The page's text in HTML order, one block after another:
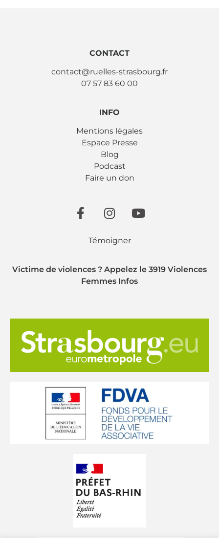
CONTACT
contact@ruelles-strasbourg.fr
07 57 83 60 00
INFO
Mentions légales
Espace Presse
Blog
Podcast
Faire un don
Témoigner
Victime de violences ? Appelez le 3919 Violences
Femmes Infos